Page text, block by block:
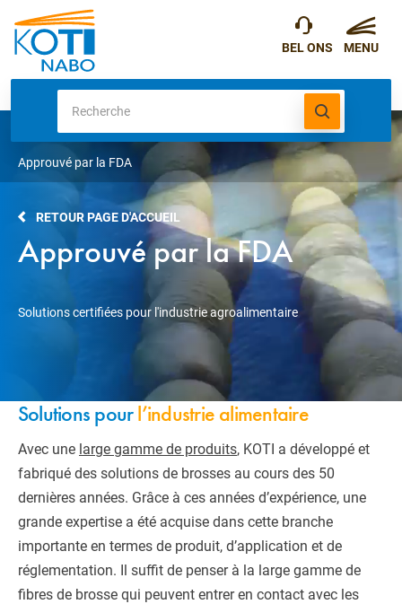
Approuvé par la FDA
RETOUR PAGE D'ACCUEIL
Approuvé par la FDA
Solutions certifiées pour l'industrie agroalimentaire
Solutions pourl’industrie alimentaire
Avec une large gamme de produits, KOTI a développé et
fabriqué des solutions de brosses au cours des 50
dernières années. Grâce à ces années d’expérience, une
grande expertise a été acquise dans cette branche
importante en termes de produit, d’application et de
réglementation. Il suffit de penser à la large gamme de
fibres de brosse qui peuvent entrer en contact avec les